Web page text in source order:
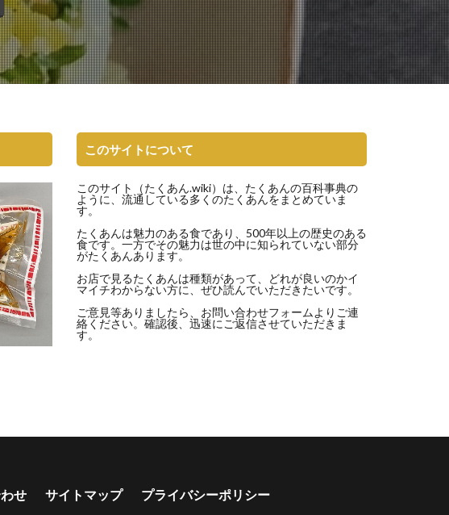
このサイトについて
このサイト（たくあん.wiki）は、たくあんの百科事典の
ように、流通している多くのたくあんをまとめていま
す。
たくあんは魅力のある食であり、500年以上の歴史のある
食です。一方でその魅力は世の中に知られていない部分
がたくあんあります。
お店で見るたくあんは種類があって、どれが良いのかイ
マイチわからない方に、ぜひ読んでいただきたいです。
ご意見等ありましたら、 お問い合わせフォームよりご連
絡ください。確認後、迅速にご返信させていただきま
す。
せ サイトマップ プライバシーポリシー